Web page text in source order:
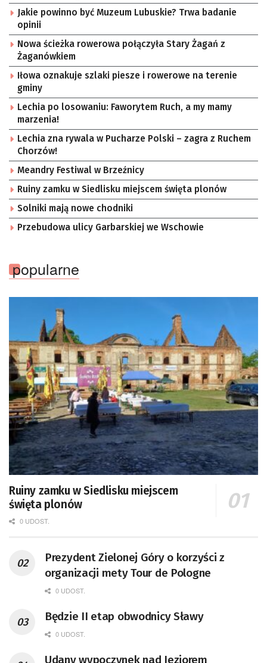
Jakie powinno być Muzeum Lubuskie? Trwa badanie
opinii
Nowa ścieżka rowerowa połączyła Stary Żagań z
Żaganówkiem
Iłowa oznakuje szlaki piesze i rowerowe na terenie
gminy
Lechia po losowaniu: Faworytem Ruch, a my mamy
marzenia!
Lechia zna rywala w Pucharze Polski – zagra z Ruchem
Chorzów!
Meandry Festiwal w Brzeźnicy
Ruiny zamku w Siedlisku miejscem święta plonów
Solniki mają nowe chodniki
Przebudowa ulicy Garbarskiej we Wschowie
popularne
Ruiny zamku w Siedlisku miejscem
święta plonów
0 UDOST.
Prezydent Zielonej Góry o korzyści z
organizacji mety Tour de Pologne
0 UDOST.
Będzie II etap obwodnicy Sławy
0 UDOST.
Udany wypoczynek nad Jeziorem